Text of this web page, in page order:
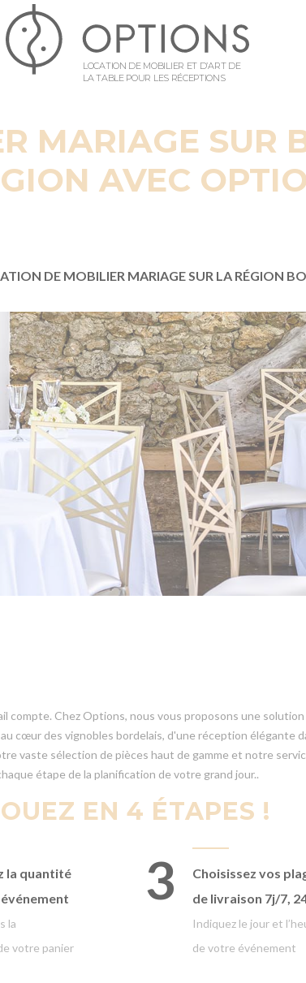
LOCATION DE MOBILIER ET D’ART DE
LA TABLE POUR LES RÉCEPTIONS
MARIAGE SUR
AVEC
DE MOBILIER MARIAGE SUR LA RÉGION
compte. Chez Options, nous vous proposons une
cœur des vignobles bordelais, d'une réception élégante
vaste sélection de pièces haut de gamme et notre
étape de la planification de votre grand jour..
EN 4 ÉTAPES !
la quantité
la
votre panier
3
Choisissez vos
de livraison 7j/7,
Indiquez le jour et
de votre événement